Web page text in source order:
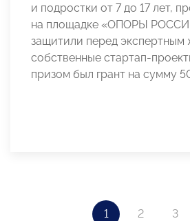
и подростки от 7 до 17 лет,
на площадке «ОПОРЫ
защитили перед
собственные стартап-
призом был грант на сумму
1 2 3